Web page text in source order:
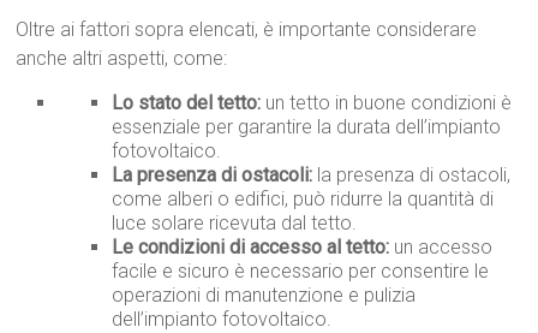
Oltre ai fattori sopra elencati, è importante considerare
anche altri aspetti, come:
Lo stato del tetto: un tetto in buone condizioni è
essenziale per garantire la durata dell’impianto
fotovoltaico.
La presenza di ostacoli: la presenza di ostacoli,
come alberi o edifici, può ridurre la quantità di
luce solare ricevuta dal tetto.
Le condizioni di accesso al tetto: un accesso
facile e sicuro è necessario per consentire le
operazioni di manutenzione e pulizia
dell’impianto fotovoltaico.